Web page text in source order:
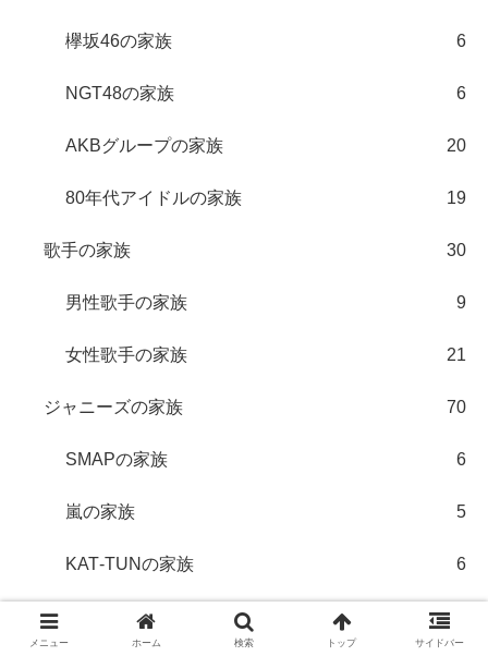
欅坂46の家族 6
NGT48の家族 6
AKBグループの家族 20
80年代アイドルの家族 19
歌手の家族 30
男性歌手の家族 9
女性歌手の家族 21
ジャニーズの家族 70
SMAPの家族 6
嵐の家族 5
KAT‐TUNの家族 6
TOKIOの家族
メニュー ホーム 検索 トップ サイドバー